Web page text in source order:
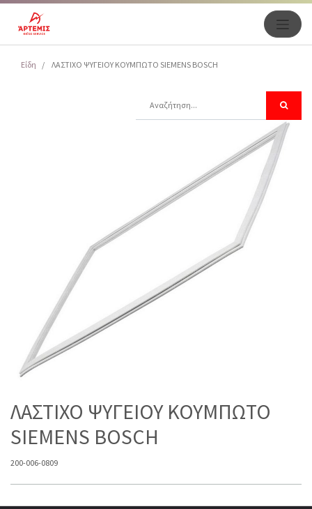
Είδη ΛΑΣΤΙΧΟ ΨΥΓΕΙΟΥ ΚΟΥΜΠΩΤΟ SIEMENS BOSCH
ΛΑΣΤΙΧΟ ΨΥΓΕΙΟΥ ΚΟΥΜΠΩΤΟ
SIEMENS BOSCH
200-006-0809